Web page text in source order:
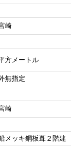
崎
方メートル
無指定
崎
メッキ鋼板葺２階建